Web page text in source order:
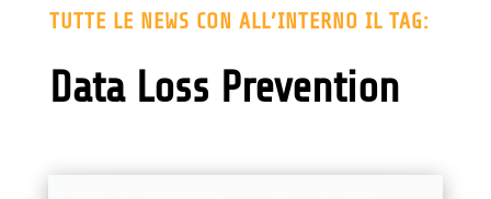
TUTTE LE NEWS CON ALL’INTERNO IL TAG:
Data Loss Prevention